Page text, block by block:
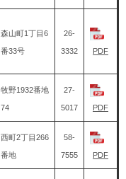
森山町1丁目6
番33号
26-
3332 PDF
牧野1932番地
74
27-
5017 PDF
西町2丁目266
番地
58-
7555 PDF